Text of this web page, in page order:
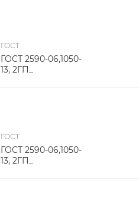
ГОСТ
ГОСТ 2590-06,1050-
13, 2ГП_
ГОСТ
ГОСТ 2590-06,1050-
13, 2ГП_